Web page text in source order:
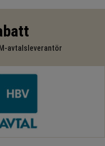
avtalsleverantör